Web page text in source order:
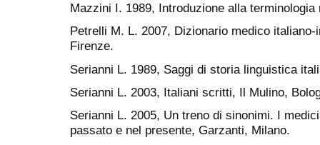
Mazzini I. 1989, Introduzione alla
Petrelli M. L. 2007, Dizionario medico
Firenze.
Serianni L. 1989, Saggi di storia linguistica
Serianni L. 2003, Italiani scritti, Il Mulino,
Serianni L. 2005, Un treno di sinonimi. I
passato e nel presente, Garzanti, Milano.